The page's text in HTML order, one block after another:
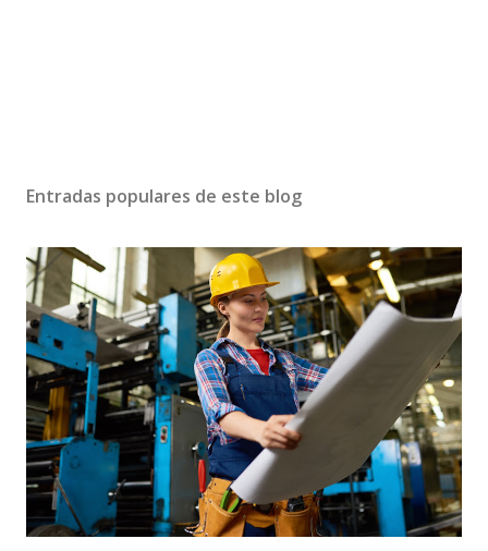
Entradas populares de este blog